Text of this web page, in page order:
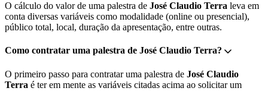
O cálculo do valor de uma palestra de José Claudio Terra leva em
conta diversas variáveis como modalidade (online ou presencial),
público total, local, duração da apresentação, entre outras.
Como contratar uma palestra de José Claudio Terra?
O primeiro passo para contratar uma palestra de José Claudio
Terra é ter em mente as variáveis citadas acima ao solicitar um